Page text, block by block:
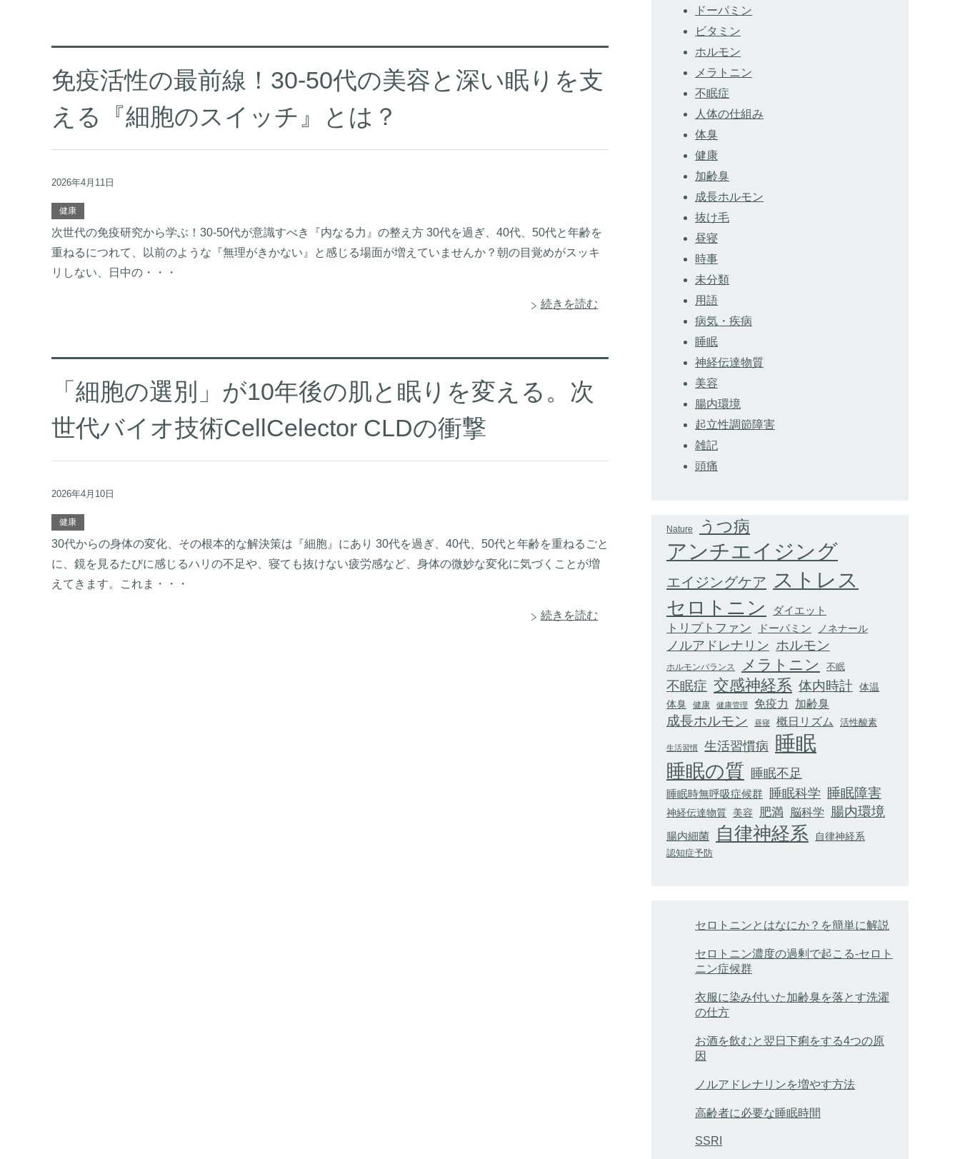
免疫活性の最前線！30-50代の美容と深い眠りを支
える『細胞のスイッチ』とは？
2026年4月11日
健康
次世代の免疫研究から学ぶ！30-50代が意識すべき『内なる力』の整え方 30代を過ぎ、40代、50代と年齢を
重ねるにつれて、以前のような『無理がきかない』と感じる場面が増えていませんか？朝の目覚めがスッキ
リしない、日中の・・・
続きを読む
「細胞の選別」が10年後の肌と眠りを変える。次
世代バイオ技術CellCelector CLDの衝撃
2026年4月10日
健康
30代からの身体の変化、その根本的な解決策は『細胞』にあり 30代を過ぎ、40代、50代と年齢を重ねるごと
に、鏡を見るたびに感じるハリの不足や、寝ても抜けない疲労感など、身体の微妙な変化に気づくことが増
えてきます。これま・・・
続きを読む
ドーパミン
ビタミン
ホルモン
メラトニン
不眠症
人体の仕組み
体臭
健康
加齢臭
成長ホルモン
抜け毛
昼寝
時事
未分類
用語
病気・疾病
睡眠
神経伝達物質
美容
腸内環境
起立性調節障害
雑記
頭痛
Nature うつ病
アンチエイジング
エイジングケア ストレス
セロトニン ダイエット
トリプトファン ドーパミン ノネナール
ノルアドレナリン ホルモン
ホルモンバランス メラトニン 不眠
不眠症 交感神経系 体内時計 体温
体臭 健康 健康管理 免疫力 加齢臭
成長ホルモン 昼寝 概日リズム 活性酸素
生活習慣 生活習慣病 睡眠
睡眠の質 睡眠不足
睡眠時無呼吸症候群 睡眠科学 睡眠障害
神経伝達物質 美容 肥満 脳科学 腸内環境
腸内細菌 自律神経系 自律神経系
認知症予防
セロトニンとはなにか？を簡単に解説
セロトニン濃度の過剰で起こる-セロト
ニン症候群
衣服に染み付いた加齢臭を落とす洗濯
の仕方
お酒を飲むと翌日下痢をする4つの原
因
ノルアドレナリンを増やす方法
高齢者に必要な睡眠時間
SSRI